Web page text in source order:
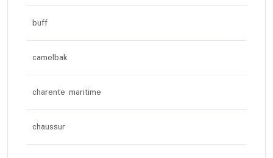
buff
camelbak
charente maritime
chaussur